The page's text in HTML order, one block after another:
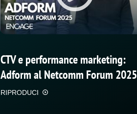
CTV e performance marketing:
Adform al Netcomm Forum 2025
RIPRODUCI